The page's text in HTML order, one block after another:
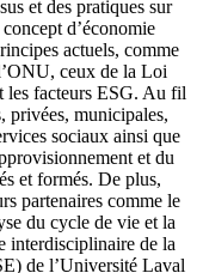
et des pratiques sur
d’économie
actuels, comme
ceux de la Loi
les facteurs ESG. Au fil
privées, municipales,
sociaux ainsi que
et du
et formés. De plus,
partenaires comme le
du cycle de vie et la
interdisciplinaire de la
de l’Université Laval